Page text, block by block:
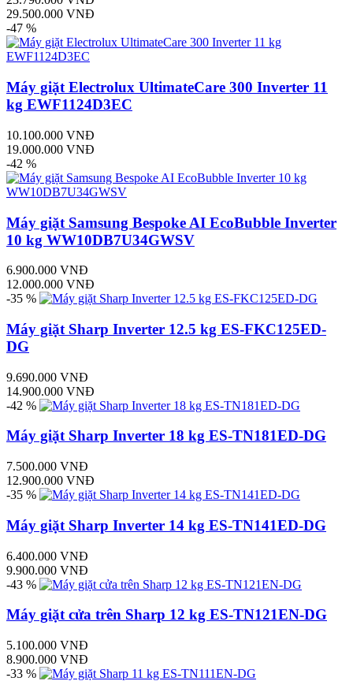
29.500.000 VNĐ
-47 %
Máy giặt Electrolux UltimateCare 300 Inverter 11
kg EWF1124D3EC
10.100.000 VNĐ
19.000.000 VNĐ
-42 %
Máy giặt Samsung Bespoke AI EcoBubble Inverter
10 kg WW10DB7U34GWSV
6.900.000 VNĐ
12.000.000 VNĐ
-35 %
Máy giặt Sharp Inverter 12.5 kg ES-FKC125ED-
DG
9.690.000 VNĐ
14.900.000 VNĐ
-42 %
Máy giặt Sharp Inverter 18 kg ES-TN181ED-DG
7.500.000 VNĐ
12.900.000 VNĐ
-35 %
Máy giặt Sharp Inverter 14 kg ES-TN141ED-DG
6.400.000 VNĐ
9.900.000 VNĐ
-43 %
Máy giặt cửa trên Sharp 12 kg ES-TN121EN-DG
5.100.000 VNĐ
8.900.000 VNĐ
-33 %